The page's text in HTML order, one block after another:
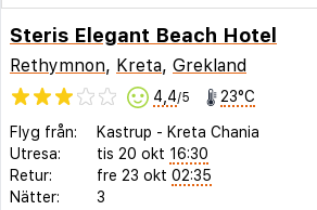
Steris Elegant Beach Hotel
Rethymnon, Kreta, Grekland
4,4/5 23°C
Flyg från: Kastrup - Kreta Chania
Utresa:
tis 20 okt 16:30
Retur:
fre 23 okt 02:35
Nätter:
3